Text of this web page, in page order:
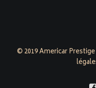
© 2019 Americar